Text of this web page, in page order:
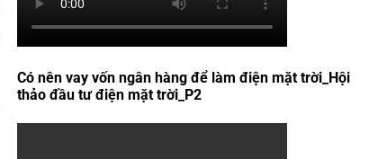
Có nên vay vốn ngân hàng để làm điện mặt trời_Hội
thảo đầu tư điện mặt trời_P2